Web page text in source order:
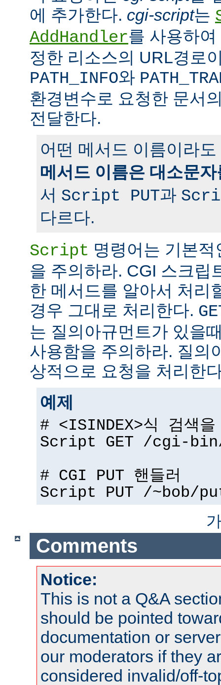
에 추가한다. cgi-script는
AddHandler를 사용하
정한 리소스의 URL경로
PATH_INFO와
환경변수로 요청한 문서
전달한다.
어떤 메서드 이름이라
메서드 이름은 대소문
서 Script PUT과
다르다.
Script 명령어는 기본
을 주의하라. CGI 스크립
한 메서드를 알아서 처리
경우 그대로 처리한다.
는 질의아규먼트가 있을
사용함을 주의하라. 질의
상적으로 요청을 처리한
예제
# <ISINDEX>식 검색
Script GET /cgi-
# CGI PUT 핸들러
Script PUT /~bob/
Comments
Notice:
This is not a Q&A
should be pointed
documentation or
our moderators if they
considered invalid/off-